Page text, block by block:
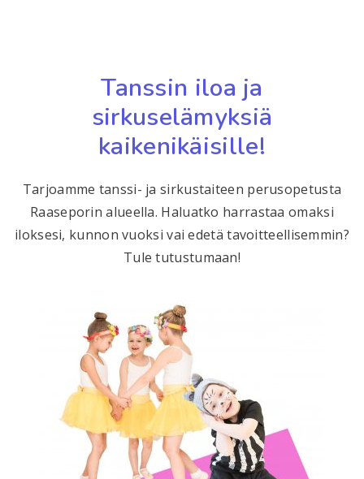
Tanssin iloa ja
sirkuselämyksiä
kaikenikäisille!
Tarjoamme tanssi- ja sirkustaiteen perusopetusta
Raaseporin alueella. Haluatko harrastaa omaksi
iloksesi, kunnon vuoksi vai edetä tavoitteellisemmin?
Tule tutustumaan!